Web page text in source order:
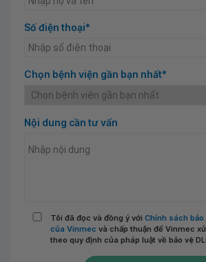
Số điện thoại*
Chọn bệnh viện gần bạn nhất*
Nội dung cần tư vấn
Tôi đã đọc và đồng ý với Chính sách
của Vinmec và chấp thuận để Vinmec
theo quy định của pháp luật về bảo vệ